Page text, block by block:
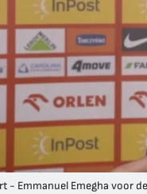
- Emmanuel Emegha voor